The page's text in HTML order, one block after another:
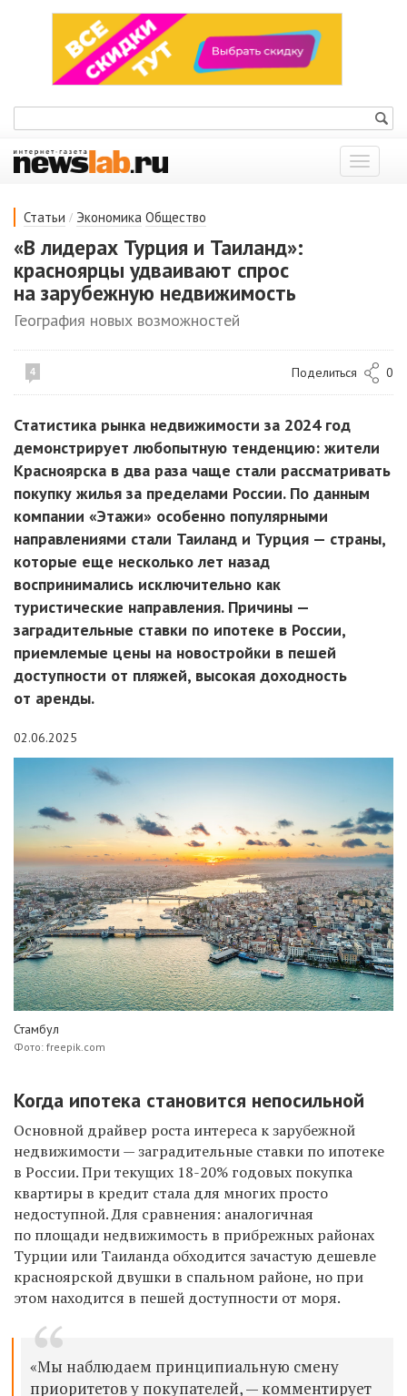
Показать
меню
Статьи / Экономика Общество
«В лидерах Турция и Таиланд»:
красноярцы удваивают спрос
на зарубежную недвижимость
География новых возможностей
4 Поделиться 0
Статистика рынка недвижимости за 2024 год
демонстрирует любопытную тенденцию: жители
Красноярска в два раза чаще стали рассматривать
покупку жилья за пределами России. По данным
компании «Этажи» особенно популярными
направлениями стали Таиланд и Турция — страны,
которые еще несколько лет назад
воспринимались исключительно как
туристические направления. Причины —
заградительные ставки по ипотеке в России,
приемлемые цены на новостройки в пешей
доступности от пляжей, высокая доходность
от аренды.
02.06.2025
Стамбул
Фото: freepik.com
Когда ипотека становится непосильной
Основной драйвер роста интереса к зарубежной
недвижимости — заградительные ставки по ипотеке
в России. При текущих 18-20% годовых покупка
квартиры в кредит стала для многих просто
недоступной. Для сравнения: аналогичная
по площади недвижимость в прибрежных районах
Турции или Таиланда обходится зачастую дешевле
красноярской двушки в спальном районе, но при
этом находится в пешей доступности от моря.
«Мы наблюдаем принципиальную смену
приоритетов у покупателей, — комментирует